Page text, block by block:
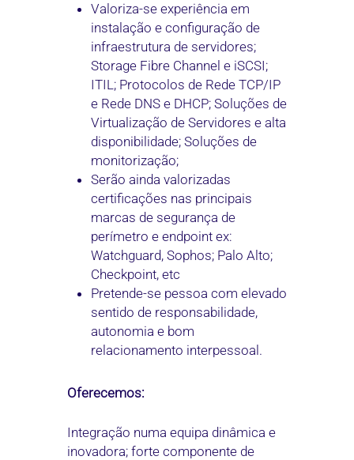
Valoriza-se experiência em
instalação e configuração de
infraestrutura de servidores;
Storage Fibre Channel e iSCSI;
ITIL; Protocolos de Rede TCP/IP
e Rede DNS e DHCP; Soluções de
Virtualização de Servidores e alta
disponibilidade; Soluções de
monitorização;
Serão ainda valorizadas
certificações nas principais
marcas de segurança de
perímetro e endpoint ex:
Watchguard, Sophos; Palo Alto;
Checkpoint, etc
Pretende-se pessoa com elevado
sentido de responsabilidade,
autonomia e bom
relacionamento interpessoal.
Oferecemos:
Integração numa equipa dinâmica e
inovadora; forte componente de